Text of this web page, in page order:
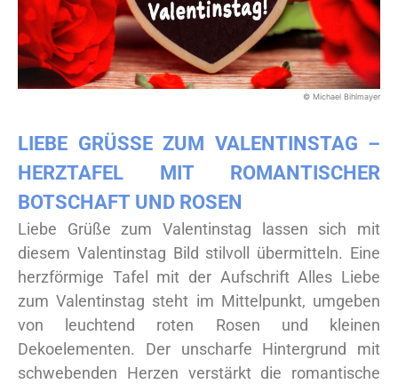
© Michael Bihlmayer
LIEBE GRÜSSE ZUM VALENTINSTAG – H
ERZTAFEL MIT ROMANTISCHER B
OTSCHAFT UND ROSEN
Liebe Grüße zum Valentinstag lassen sich mit
diesem Valentinstag Bild stilvoll übermitteln. Eine
herzförmige Tafel mit der Aufschrift Alles Liebe
zum Valentinstag steht im Mittelpunkt, umgeben
von leuchtend roten Rosen und kleinen
Dekoelementen. Der unscharfe Hintergrund mit
schwebenden Herzen verstärkt die romantische